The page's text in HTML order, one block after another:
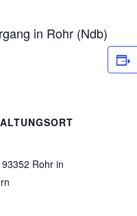
in Rohr (Ndb)
Rohr in